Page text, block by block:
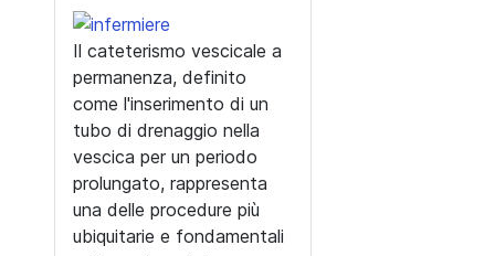
Il cateterismo vescicale a
permanenza, definito
come l'inserimento di un
tubo di drenaggio nella
vescica per un periodo
prolungato, rappresenta
una delle procedure più
ubiquitarie e fondamentali